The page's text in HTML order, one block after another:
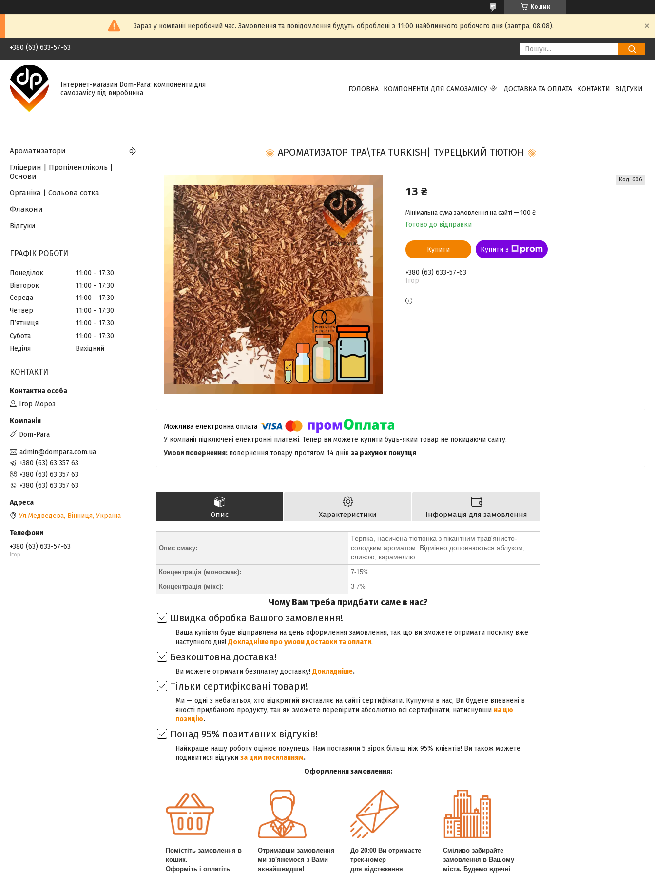
Кошик
Зараз у компанії неробочий час. Замовлення та повідомлення будуть оброблені з 11:00 найближчого робочого дня (завтра, 08.08).
+380 (63) 633-57-63
Інтернет-магазин Dom-Para: компоненти для
самозамісу від виробника
ГОЛОВНА КОМПОНЕНТИ ДЛЯ САМОЗАМІСУ ДОСТАВКА ТА ОПЛАТА КОНТАКТИ ВІДГУКИ
АРОМАТИЗАТОР TPA\TFA TURKISH| ТУРЕЦЬКИЙ ТЮТЮН
13 ₴
Мінімальна сума замовлення на сайті — 100 ₴
Готово до відправки
Код: 606
Купити Купити з
+380 (63) 633-57-63
Ігор
У компанії підключені електронні платежі. Тепер ви можете купити будь-який товар не покидаючи сайту.
повернення товару протягом 14 днів за рахунок покупця
Опис Характеристики Інформація для замовлення
Опис смаку:
Терпка, насичена тютюнка з пікантним трав'янисто-
солодким ароматом. Відмінно доповнюється яблуком,
сливою, карамеллю.
Концентрація (моносмак):
7-15%
Концентрація (мікс):
3-7%
Чому Вам треба придбати саме в нас?
Швидка обробка Вашого замовлення!
Ваша купівля буде відправлена на день оформлення замовлення, так що ви зможете отримати посилку вже
наступного дня! Докладніше про умови доставки та оплати.
Безкоштовна доставка!
Ви можете отримати безплатну доставку! Докладніше.
Тільки сертифіковані товари!
Ми — одні з небагатьох, хто відкритий виставляє на сайті сертифікати. Купуючи в нас, Ви будете впевнені в
якості придбаного продукту, так як зможете перевірити абсолютно всі сертифікати, натиснувши на цю
позицію.
Понад 95% позитивних відгуків!
Найкраще нашу роботу оцінює покупець. Нам поставили 5 зірок більш ніж 95% клієнтів! Ви також можете
подивитися відгуки за цим посиланням.
Оформлення замовлення:
Помістіть замовлення в
кошик.
Оформіть і оплатіть
Отримавши замовлення
ми зв'яжемося з Вами
якнайшвидше!
До 20:00 Ви отримаєте
трек-номер
для відстеження
Сміливо забирайте
замовлення в Вашому
міста. Будемо вдячні
Ароматизатори
Гліцерин | Пропіленгліколь |
Основи
Органіка | Сольова сотка
Флакони
Відгуки
ГРАФІК РОБОТИ
Понеділок 11:00
17:30
Вівторок
11:00
17:30
Середа
11:00
17:30
Четвер
11:00
17:30
Пʼятниця
11:00
17:30
Субота
11:00
17:30
Неділя
Вихідний
КОНТАКТИ
Ігор Мороз
Dom-Para
admin@dompara.com.ua
+380 (63) 63 357 63
+380 (63) 63 357 63
+380 (63) 63 357 63
Ул.Медведева, Вінниця, Україна
+380 (63) 633-57-63
Ігор